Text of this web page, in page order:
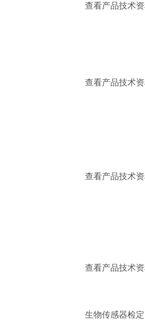
查看产品技术
查看产品技术
查看产品技术
查看产品技术
生物传感器检定